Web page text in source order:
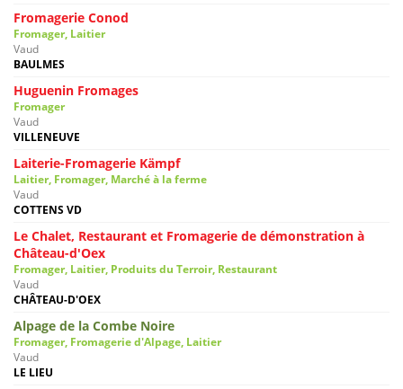
Fromagerie Conod
Fromager, Laitier
Vaud
BAULMES
Huguenin Fromages
Fromager
Vaud
VILLENEUVE
Laiterie-Fromagerie Kämpf
Laitier, Fromager, Marché à la ferme
Vaud
COTTENS VD
Le Chalet, Restaurant et Fromagerie de démonstration à
Château-d'Oex
Fromager, Laitier, Produits du Terroir, Restaurant
Vaud
CHÂTEAU-D'OEX
Alpage de la Combe Noire
Fromager, Fromagerie d'Alpage, Laitier
Vaud
LE LIEU